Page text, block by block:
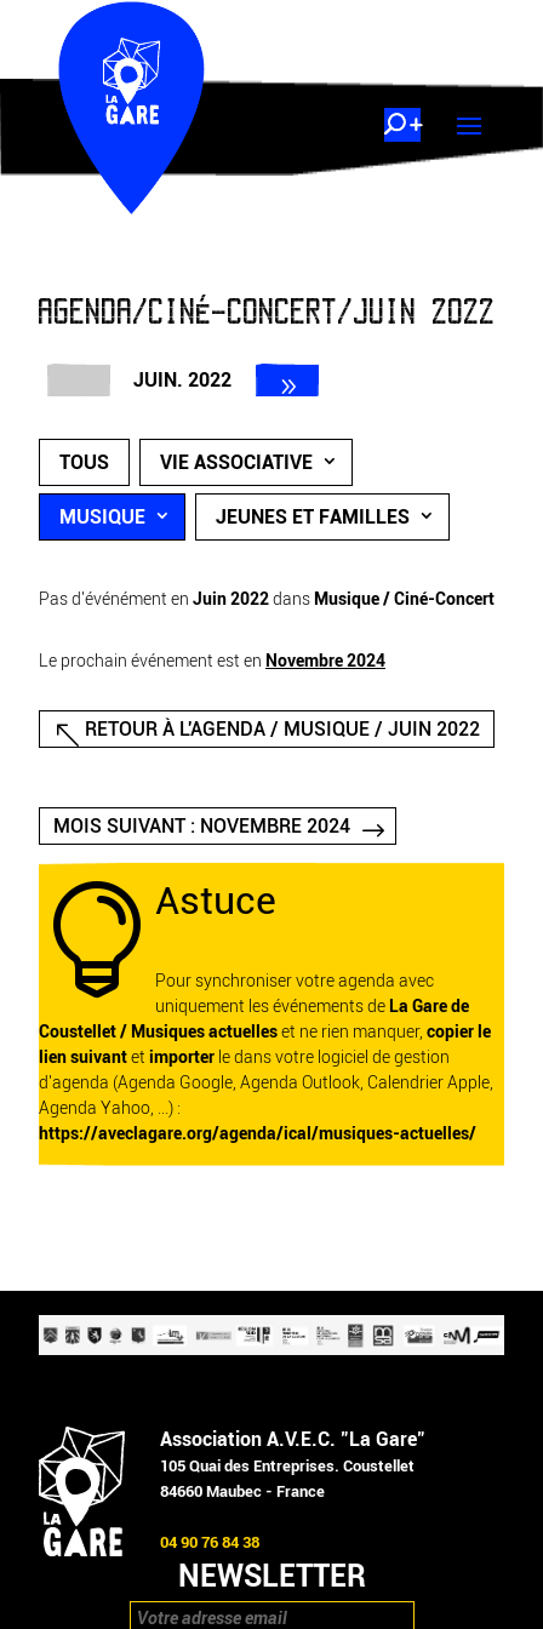
AGENDA/CINÉ-CONCERT/JUIN 2022
JUIN. 2022
TOUS VIE ASSOCIATIVE
MUSIQUE JEUNES ET FAMILLES
Pas d'événément en Juin 2022dans Musique / Ciné-Concert
Le prochain événement est en Novembre 2024
RETOUR À L'AGENDA / MUSIQUE / JUIN 2022
MOIS SUIVANT : NOVEMBRE 2024
 Astuce
Pour synchroniser votre agenda avec
uniquement les événements de La Gare de
Coustellet / Musiques actuelleset ne rien manquer, copier le
lien suivantet importer le dans votre logiciel de gestion
d'agenda (Agenda Google, Agenda Outlook, Calendrier Apple,
Agenda Yahoo, ...) :
https://aveclagare.org/agenda/ical/musiques-actuelles/
Association A.V.E.C. "La Gare"
105 Quai des Entreprises. Coustellet
84660 Maubec - France
04 90 76 84 38
NEWSLETTER